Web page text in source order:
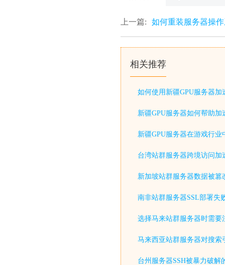
上一篇: 如何重装服务器操作
相关推荐
如何使用新疆GPU服务器加
新疆GPU服务器如何帮助加
新疆GPU服务器在游戏行业
台湾站群服务器跨境访问加
新加坡站群服务器数据被篡
南非站群服务器SSL部署失
选择马来站群服务器时需要
马来西亚站群服务器对搜索
台州服务器SSH被暴力破解